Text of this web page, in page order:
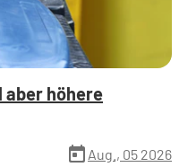
aber höhere
today Aug., 05 2026